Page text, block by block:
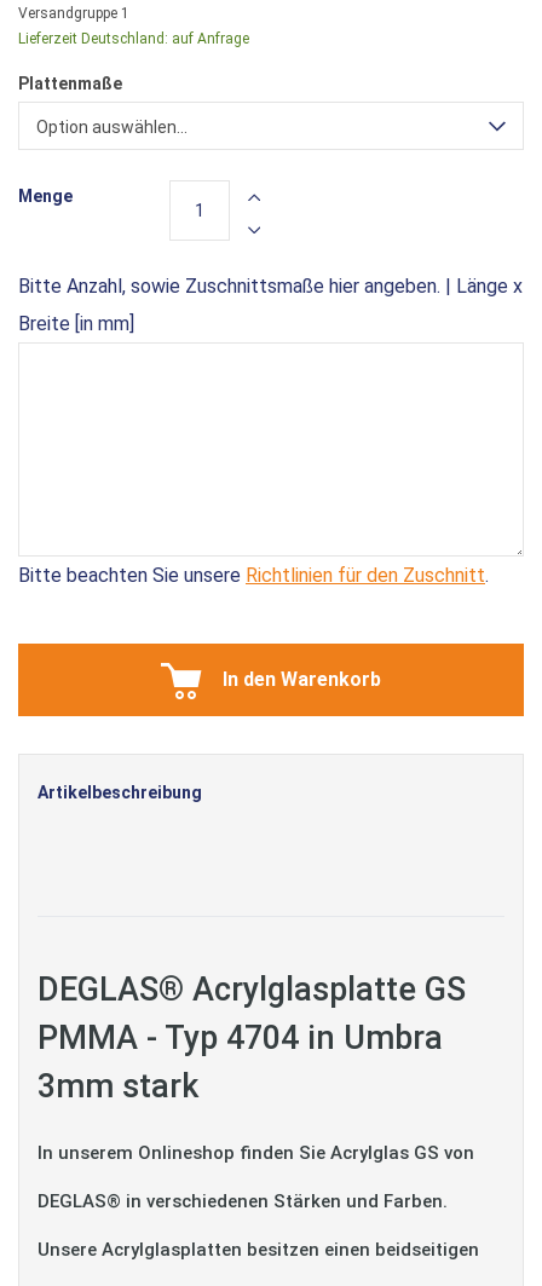
Versandgruppe 1
Lieferzeit Deutschland: auf Anfrage
Plattenmaße
Option auswählen...
Bitte Anzahl, sowie Zuschnittsmaße hier angeben. | Länge x
Breite [in mm]
Bitte beachten Sie unsere Richtlinien für den Zuschnitt.
Menge
In den Warenkorb
Artikelbeschreibung
DEGLAS® Acrylglasplatte GS
PMMA - Typ 4704 in Umbra
3mm stark
In unserem Onlineshop finden Sie Acrylglas GS von
DEGLAS® in verschiedenen Stärken und Farben.
Unsere Acrylglasplatten besitzen einen beidseitigen